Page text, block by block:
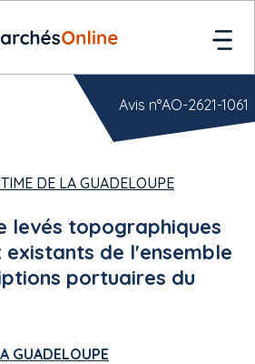
DE LA GUADELOUPE
levés topographiques
existants de l'ensemble
portuaires du
GUADELOUPE
Avis n°AO-2621-1061